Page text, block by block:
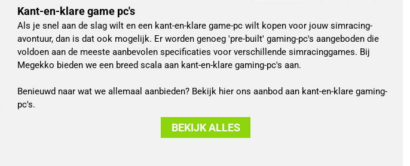
Kant-en-klare game pc's
Als je snel aan de slag wilt en een kant-en-klare game-pc wilt kopen voor jouw simracing-
avontuur, dan is dat ook mogelijk. Er worden genoeg 'pre-built' gaming-pc's aangeboden die
voldoen aan de meeste aanbevolen specificaties voor verschillende simracinggames. Bij
Megekko bieden we een breed scala aan kant-en-klare gaming-pc's aan.
Benieuwd naar wat we allemaal aanbieden? Bekijk hier ons aanbod aan kant-en-klare gaming-
pc's.
BEKIJK ALLES